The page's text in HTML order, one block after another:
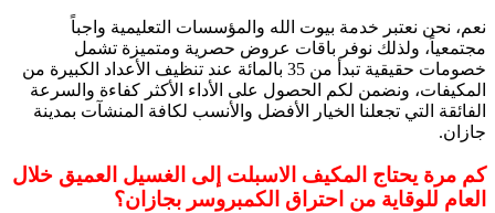
نعم، نحن نعتبر خدمة بيوت الله والمؤسسات التعليمية واجباً
مجتمعياً، ولذلك نوفر باقات عروض حصرية ومتميزة تشمل
خصومات حقيقية تبدأ من 35 بالمائة عند تنظيف الأعداد الكبيرة من
المكيفات، ونضمن لكم الحصول على الأداء الأكثر كفاءة والسرعة
الفائقة التي تجعلنا الخيار الأفضل والأنسب لكافة المنشآت بمدينة
جازان.
كم مرة يحتاج المكيف الاسبلت إلى الغسيل العميق خلال
العام للوقاية من احتراق الكمبروسر بجازان؟